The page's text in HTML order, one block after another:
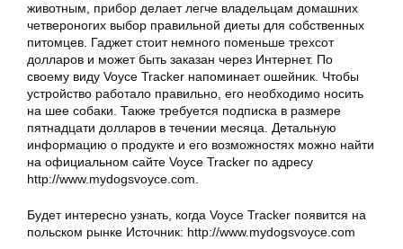
животным, прибор делает легче владельцам домашних
четвероногих выбор правильной диеты для собственных
питомцев. Гаджет стоит немного поменьше трехсот
долларов и может быть заказан через Интернет. По
своему виду Voyce Tracker напоминает ошейник. Чтобы
устройство работало правильно, его необходимо носить
на шее собаки. Также требуется подписка в размере
пятнадцати долларов в течении месяца. Детальную
информацию о продукте и его возможностях можно найти
на официальном сайте Voyce Tracker по адресу
http://www.mydogsvoyce.com.
Будет интересно узнать, когда Voyce Tracker появится на
польском рынке Источник: http://www.mydogsvoyce.com